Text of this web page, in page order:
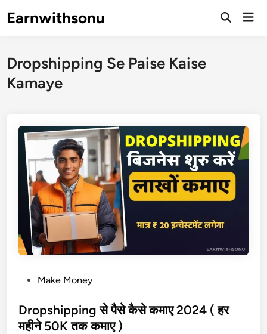
toEarnwithsonu
Open
Dropshipping Se Paise Kaise
Kamaye
s
t
Make Money
Dropshipping से पैसे कैसे कमाए 2024 ( हर
महीने 50K तक कमाए )